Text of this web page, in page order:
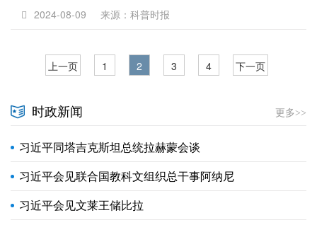
2024-08-09 来源：科普时报
上一页 1 2 3 4 下一页
时政新闻 更多>>
习近平同塔吉克斯坦总统拉赫蒙会谈
习近平会见联合国教科文组织总干事阿纳尼
习近平会见文莱王储比拉